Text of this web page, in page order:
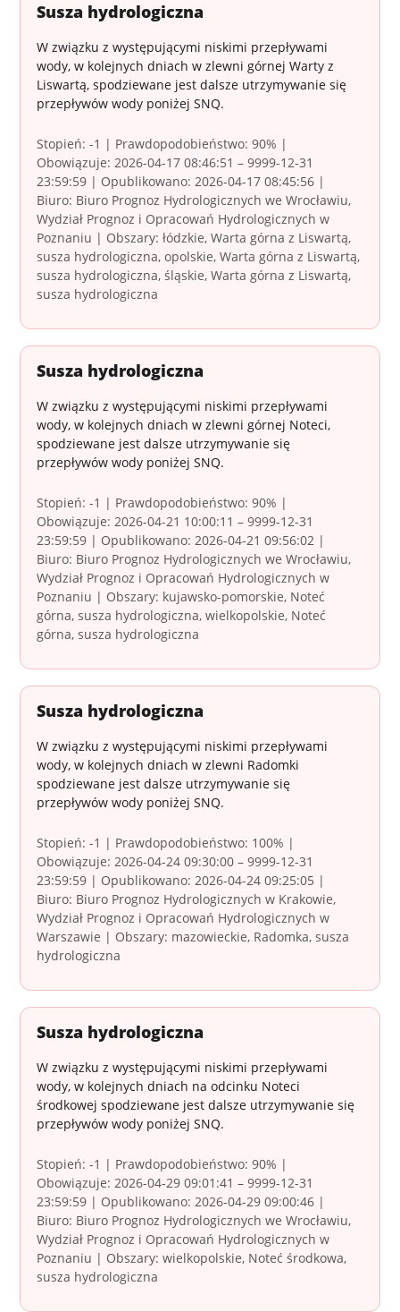
Susza hydrologiczna
W związku z występującymi niskimi przepływami
wody, w kolejnych dniach w zlewni górnej Warty z
Liswartą, spodziewane jest dalsze utrzymywanie się
przepływów wody poniżej SNQ.
Stopień: -1 | Prawdopodobieństwo: 90% |
Obowiązuje: 2026-04-17 08:46:51 – 9999-12-31
23:59:59 | Opublikowano: 2026-04-17 08:45:56 |
Biuro: Biuro Prognoz Hydrologicznych we Wrocławiu,
Wydział Prognoz i Opracowań Hydrologicznych w
Poznaniu | Obszary: łódzkie, Warta górna z Liswartą,
susza hydrologiczna, opolskie, Warta górna z Liswartą,
susza hydrologiczna, śląskie, Warta górna z Liswartą,
susza hydrologiczna
Susza hydrologiczna
W związku z występującymi niskimi przepływami
wody, w kolejnych dniach w zlewni górnej Noteci,
spodziewane jest dalsze utrzymywanie się
przepływów wody poniżej SNQ.
Stopień: -1 | Prawdopodobieństwo: 90% |
Obowiązuje: 2026-04-21 10:00:11 – 9999-12-31
23:59:59 | Opublikowano: 2026-04-21 09:56:02 |
Biuro: Biuro Prognoz Hydrologicznych we Wrocławiu,
Wydział Prognoz i Opracowań Hydrologicznych w
Poznaniu | Obszary: kujawsko-pomorskie, Noteć
górna, susza hydrologiczna, wielkopolskie, Noteć
górna, susza hydrologiczna
Susza hydrologiczna
W związku z występującymi niskimi przepływami
wody, w kolejnych dniach w zlewni Radomki
spodziewane jest dalsze utrzymywanie się
przepływów wody poniżej SNQ.
Stopień: -1 | Prawdopodobieństwo: 100% |
Obowiązuje: 2026-04-24 09:30:00 – 9999-12-31
23:59:59 | Opublikowano: 2026-04-24 09:25:05 |
Biuro: Biuro Prognoz Hydrologicznych w Krakowie,
Wydział Prognoz i Opracowań Hydrologicznych w
Warszawie | Obszary: mazowieckie, Radomka, susza
hydrologiczna
Susza hydrologiczna
W związku z występującymi niskimi przepływami
wody, w kolejnych dniach na odcinku Noteci
środkowej spodziewane jest dalsze utrzymywanie się
przepływów wody poniżej SNQ.
Stopień: -1 | Prawdopodobieństwo: 90% |
Obowiązuje: 2026-04-29 09:01:41 – 9999-12-31
23:59:59 | Opublikowano: 2026-04-29 09:00:46 |
Biuro: Biuro Prognoz Hydrologicznych we Wrocławiu,
Wydział Prognoz i Opracowań Hydrologicznych w
Poznaniu | Obszary: wielkopolskie, Noteć środkowa,
susza hydrologiczna